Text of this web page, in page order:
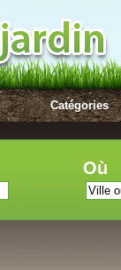
Catégories
Où